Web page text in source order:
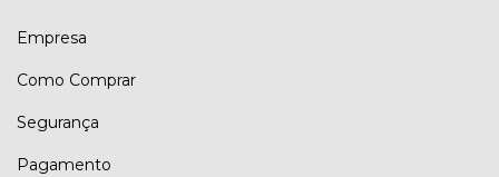
Empresa
Como Comprar
Segurança
Pagamento